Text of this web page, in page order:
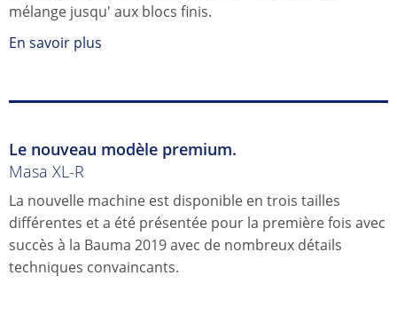
mélange jusqu' aux blocs finis.
En savoir plus
Le nouveau modèle premium.
Masa XL-R
La nouvelle machine est disponible en trois tailles
différentes et a été présentée pour la première fois avec
succès à la Bauma 2019 avec de nombreux détails
techniques convaincants.